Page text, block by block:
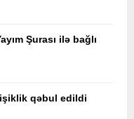
Şurası ilə bağlı
qəbul edildi